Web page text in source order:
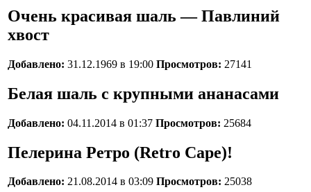
Очень красивая шаль — Павлиний
хвост
Добавлено: 31.12.1969 в 19:00 Просмотров: 27141
Белая шаль с крупными ананасами
Добавлено: 04.11.2014 в 01:37 Просмотров: 25684
Пелерина Ретро (Retro Cape)!
Добавлено: 21.08.2014 в 03:09 Просмотров: 25038